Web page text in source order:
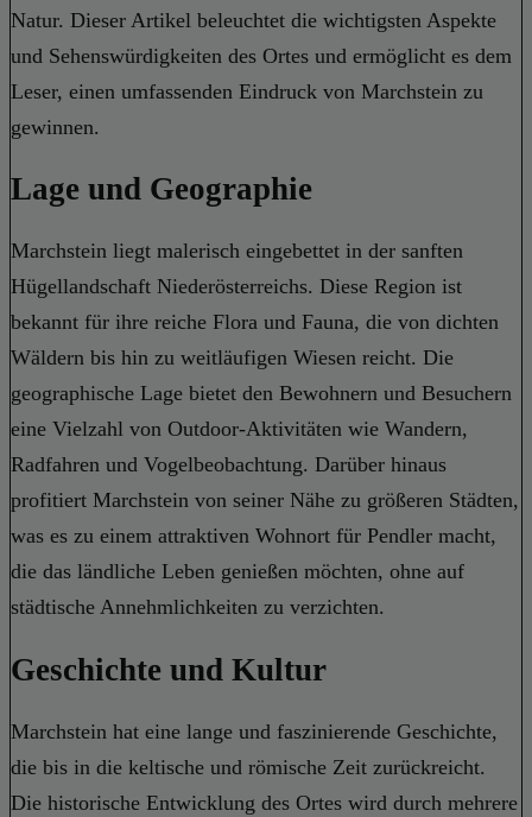
Natur. Dieser Artikel beleuchtet die wichtigsten Aspekte
und Sehenswürdigkeiten des Ortes und ermöglicht es dem
Leser, einen umfassenden Eindruck von Marchstein zu
gewinnen.
Lage und Geographie
Marchstein liegt malerisch eingebettet in der sanften
Hügellandschaft Niederösterreichs. Diese Region ist
bekannt für ihre reiche Flora und Fauna, die von dichten
Wäldern bis hin zu weitläufigen Wiesen reicht. Die
geographische Lage bietet den Bewohnern und Besuchern
eine Vielzahl von Outdoor-Aktivitäten wie Wandern,
Radfahren und Vogelbeobachtung. Darüber hinaus
profitiert Marchstein von seiner Nähe zu größeren Städten,
was es zu einem attraktiven Wohnort für Pendler macht,
die das ländliche Leben genießen möchten, ohne auf
städtische Annehmlichkeiten zu verzichten.
Geschichte und Kultur
Marchstein hat eine lange und faszinierende Geschichte,
die bis in die keltische und römische Zeit zurückreicht.
Die historische Entwicklung des Ortes wird durch mehrere